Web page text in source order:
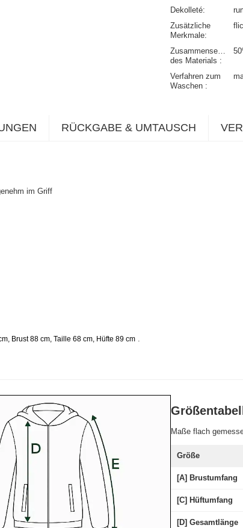
Dekolleté
Zusätzliche
Merkmale
Zusammensetzung
des Materials
Verfahren zum
Waschen
RÜCKGABE & UMTAUSCH
im Griff
Brust 88 cm, Taille 68 cm, Hüfte 89 cm .
Maße flach
Größe
[A] Brustumfang
[C] Hüftumfang
[D] Gesamtlänge